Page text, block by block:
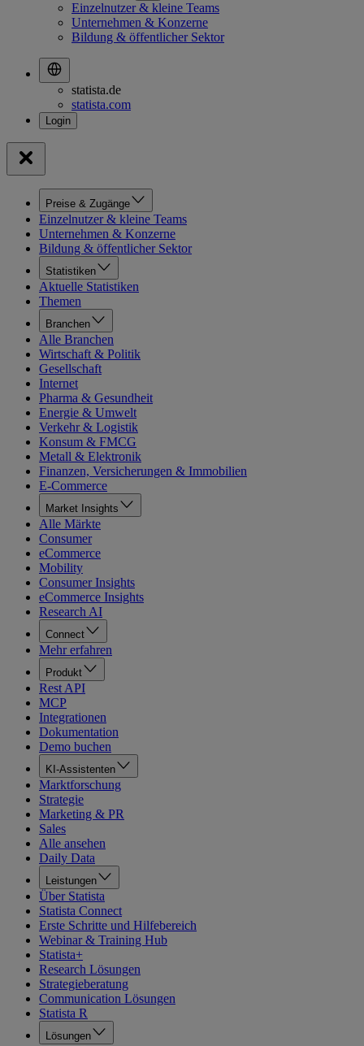
Einzelnutzer & kleine Teams
Unternehmen & Konzerne
Bildung & öffentlicher Sektor
statista.de
statista.com
Preise & Zugänge
Einzelnutzer & kleine Teams
Unternehmen & Konzerne
Bildung & öffentlicher Sektor
Statistiken
Aktuelle Statistiken
Themen
Branchen
Alle Branchen
Wirtschaft & Politik
Gesellschaft
Internet
Pharma & Gesundheit
Energie & Umwelt
Verkehr & Logistik
Konsum & FMCG
Metall & Elektronik
Finanzen, Versicherungen & Immobilien
E-Commerce
Market Insights
Alle Märkte
Consumer
eCommerce
Mobility
Consumer Insights
eCommerce Insights
Research AI
Connect
Mehr erfahren
Produkt
Rest API
MCP
Integrationen
Dokumentation
Demo buchen
KI-Assistenten
Marktforschung
Strategie
Marketing & PR
Sales
Alle ansehen
Daily Data
Leistungen
Über Statista
Statista Connect
Erste Schritte und Hilfebereich
Webinar & Training Hub
Statista+
Research Lösungen
Strategieberatung
Communication Lösungen
Statista R
Lösungen